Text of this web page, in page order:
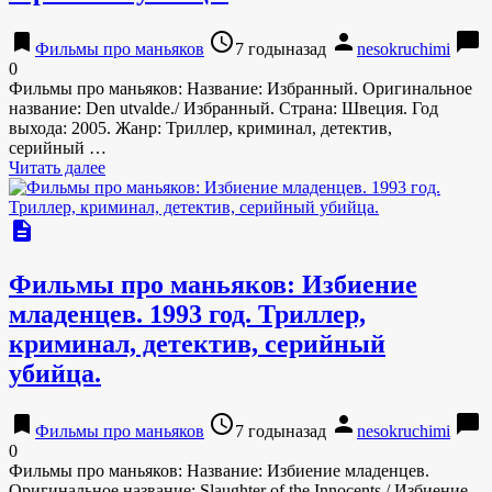
bookmark Фильмы про маньяков access_time7 годыназад person nesokruchimi chat_bubble
0
Фильмы про маньяков: Название: Избранный. Оригинальное
название: Den utvalde./ Избранный. Страна: Швеция. Год
выхода: 2005. Жанр: Триллер, криминал, детектив,
серийный …
Читать далее
description
Фильмы про маньяков: Избиение
младенцев. 1993 год. Триллер,
криминал, детектив, серийный
убийца.
bookmark Фильмы про маньяков access_time7 годыназад person nesokruchimi chat_bubble
0
Фильмы про маньяков: Название: Избиение младенцев.